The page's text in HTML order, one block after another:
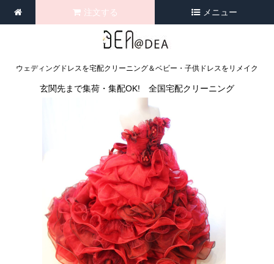
ウェディングドレスを宅配クリーニング＆ベビー・子供ドレスをリメイク
注文する メニュー
玄関先まで集荷・集配OK! 全国宅配クリーニング